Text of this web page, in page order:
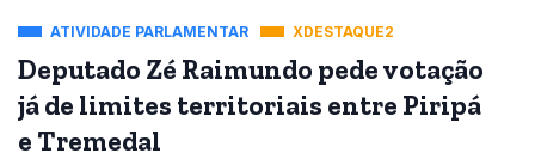
ATIVIDADE PARLAMENTAR XDESTAQUE2
Deputado Zé Raimundo pede votação
já de limites territoriais entre Piripá
e Tremedal